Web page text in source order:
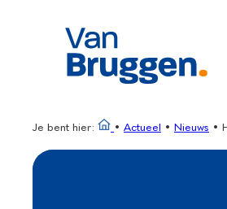
Je bent hier: • Actueel • Nieuws •